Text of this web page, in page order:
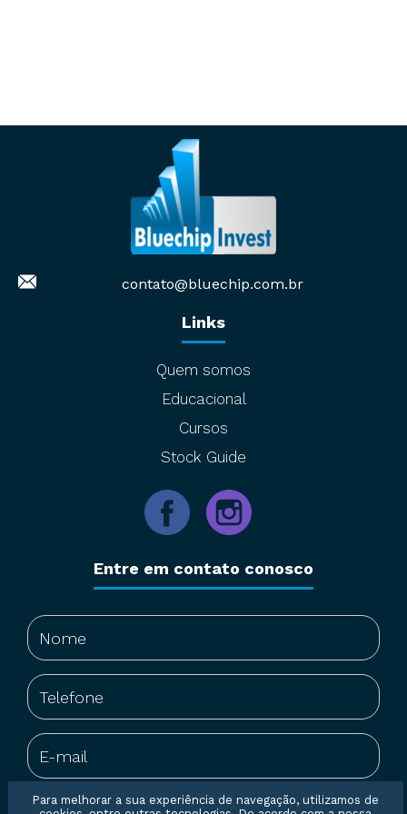
contato@bluechip.com.br
Links
Quem somos
Educacional
Cursos
Stock Guide
Entre em contato conosco
Para melhorar a sua experiência de navegação, utilizamos de